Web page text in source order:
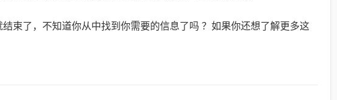
束了，不知道你从中找到你需要的信息了吗 ？如果你还想了解更多这